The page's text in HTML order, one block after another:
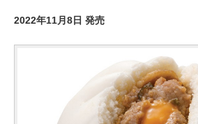
2022年11月8日 発売